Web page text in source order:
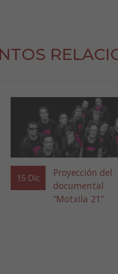
15 Dic
Proyección del
documental
“Motxila 21”